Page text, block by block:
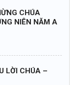
CHÚA
NIÊN NĂM A
LỜI CHÚA –